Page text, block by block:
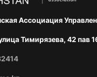
Ассоциация
Тимирязева, 42 пав